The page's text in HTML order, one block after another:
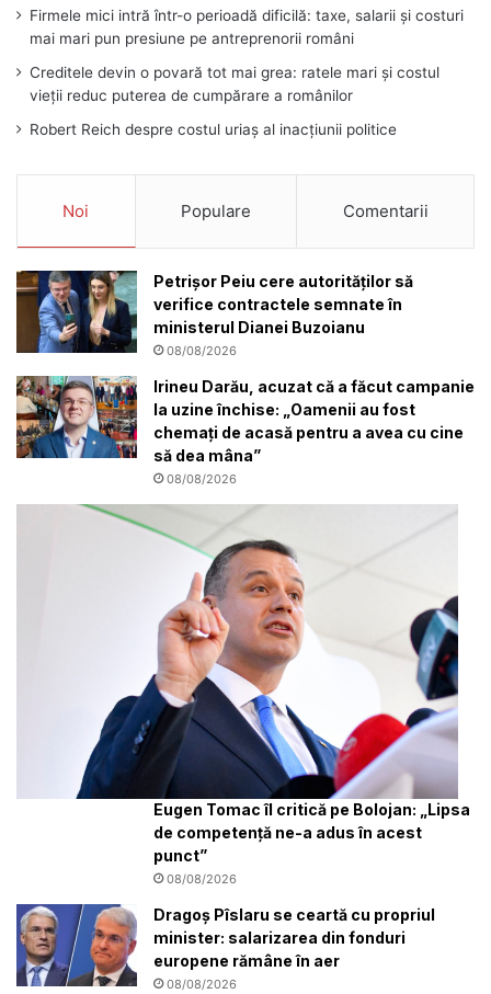
Firmele mici intră într-o perioadă dificilă: taxe, salarii și costuri
mai mari pun presiune pe antreprenorii români
Creditele devin o povară tot mai grea: ratele mari și costul
vieții reduc puterea de cumpărare a românilor
Robert Reich despre costul uriaș al inacțiunii politice
Noi Populare Comentarii
Petrișor Peiu cere autorităților să
verifice contractele semnate în
ministerul Dianei Buzoianu
08/08/2026
Irineu Darău, acuzat că a făcut campanie
la uzine închise: „Oamenii au fost
chemați de acasă pentru a avea cu cine
să dea mâna”
08/08/2026
Eugen Tomac îl critică pe Bolojan: „Lipsa
de competență ne-a adus în acest
punct”
08/08/2026
Dragoș Pîslaru se ceartă cu propriul
minister: salarizarea din fonduri
europene rămâne în aer
08/08/2026